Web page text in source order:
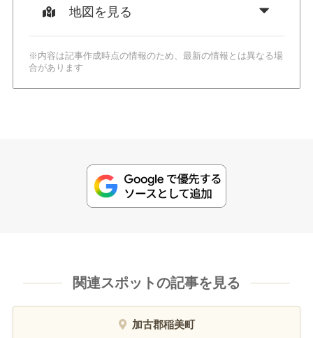
地図を見る
※内容は記事作成時点の情報のため、最新の情報とは異なる場
合があります
関連スポットの記事を見る
加古郡稲美町